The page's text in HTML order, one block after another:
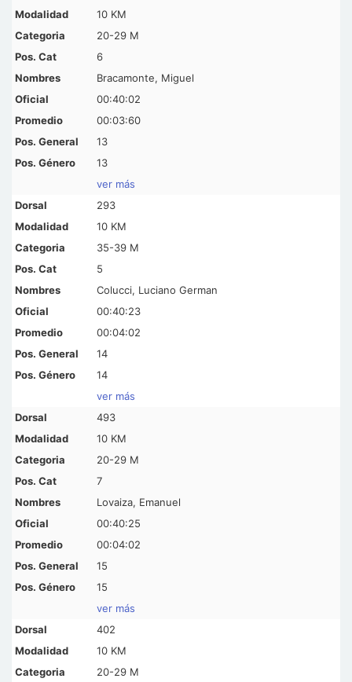
10 KM
20-29 M
6
Bracamonte, Miguel
00:40:02
00:03:60
13
13
ver más
293
10 KM
35-39 M
5
Colucci, Luciano German
00:40:23
00:04:02
14
14
ver más
493
10 KM
20-29 M
7
Lovaiza, Emanuel
00:40:25
00:04:02
15
15
ver más
402
10 KM
20-29 M